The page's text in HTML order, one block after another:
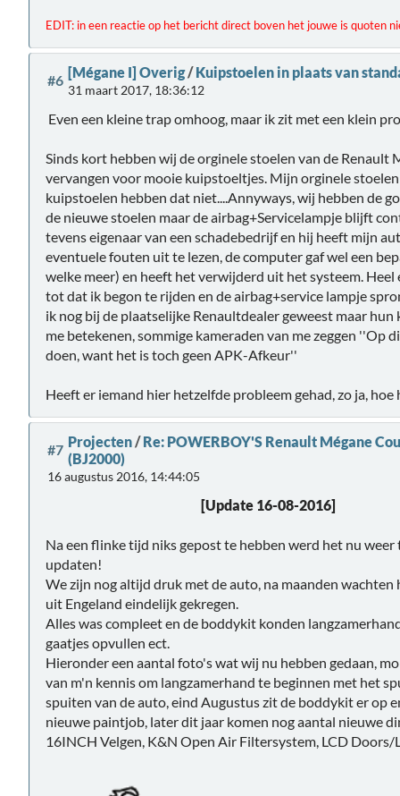
EDIT: in een reactie op het bericht direct boven het jouwe is quoten
#6 [Mégane I] Overig/Kuipstoelen in plaats van
31 maart 2017, 18:36:12
Even een kleine trap omhoog, maar ik zit met een klein
Sinds kort hebben wij de orginele stoelen van de Renault
vervangen voor mooie kuipstoeltjes. Mijn orginele
kuipstoelen hebben dat niet....Annyways, wij hebben de
de nieuwe stoelen maar de airbag+Servicelampje blijft
tevens eigenaar van een schadebedrijf en hij heeft mijn
eventuele fouten uit te lezen, de computer gaf wel een
welke meer) en heeft het verwijderd uit het systeem.
tot dat ik begon te rijden en de airbag+service lampje
ik nog bij de plaatselijke Renaultdealer geweest maar
me betekenen, sommige kameraden van me zeggen ''Op
doen, want het is toch geen APK-Afkeur''
Heeft er iemand hier hetzelfde probleem gehad, zo ja,
#7 Projecten/Re: POWERBOY'S Renault Mégane
(BJ2000)
16 augustus 2016, 14:44:05
[Update 16-08-2016]
Na een flinke tijd niks gepost te hebben werd het nu
updaten!
We zijn nog altijd druk met de auto, na maanden
uit Engeland eindelijk gekregen.
Alles was compleet en de boddykit konden
gaatjes opvullen ect.
Hieronder een aantal foto's wat wij nu hebben gedaan,
van m'n kennis om langzamerhand te beginnen met het
spuiten van de auto, eind Augustus zit de boddykit er op
nieuwe paintjob, later dit jaar komen nog aantal nieuwe
16INCH Velgen, K&N Open Air Filtersystem, LCD